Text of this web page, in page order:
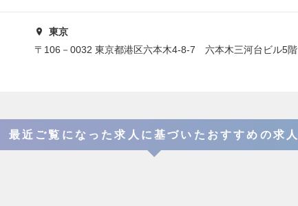
東京
〒106－0032 東京都港区六本木4-8-7 六本木三河台ビル5階
最近ご覧になった求人に基づいたおすすめの求人